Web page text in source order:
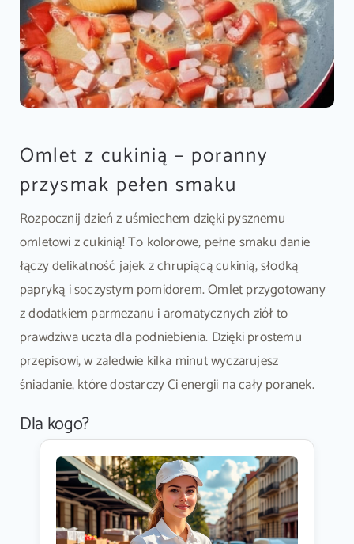
Omlet z cukinią – poranny
przysmak pełen smaku
Rozpocznij dzień z uśmiechem dzięki pysznemu
omletowi z cukinią! To kolorowe, pełne smaku danie
łączy delikatność jajek z chrupiącą cukinią, słodką
papryką i soczystym pomidorem. Omlet przygotowany
z dodatkiem parmezanu i aromatycznych ziół to
prawdziwa uczta dla podniebienia. Dzięki prostemu
przepisowi, w zaledwie kilka minut wyczarujesz
śniadanie, które dostarczy Ci energii na cały poranek.
Dla kogo?